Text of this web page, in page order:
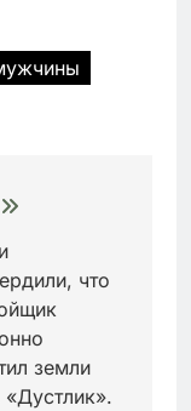
что
земли
«Дустлик».